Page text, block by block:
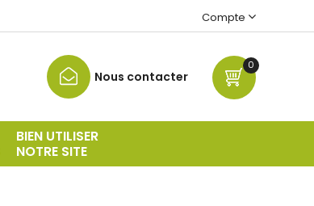
Compte
0
Nous contacter
BIEN UTILISER
NOTRE SITE